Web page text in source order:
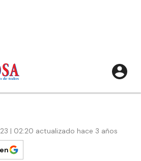
| 02:20 actualizado hace 3 años